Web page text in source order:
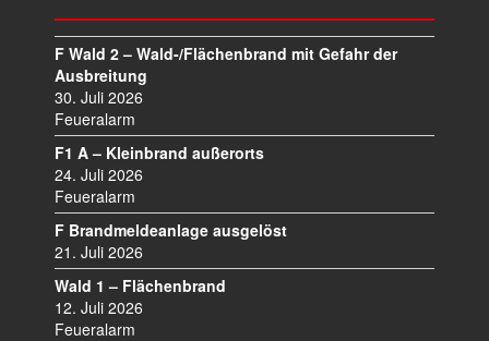
F Wald 2 – Wald-/Flächenbrand mit Gefahr der
Ausbreitung
30. Juli 2026
Feueralarm
F1 A – Kleinbrand außerorts
24. Juli 2026
Feueralarm
F Brandmeldeanlage ausgelöst
21. Juli 2026
Wald 1 – Flächenbrand
12. Juli 2026
Feueralarm